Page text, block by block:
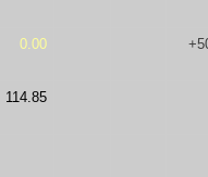
0.00
114.85